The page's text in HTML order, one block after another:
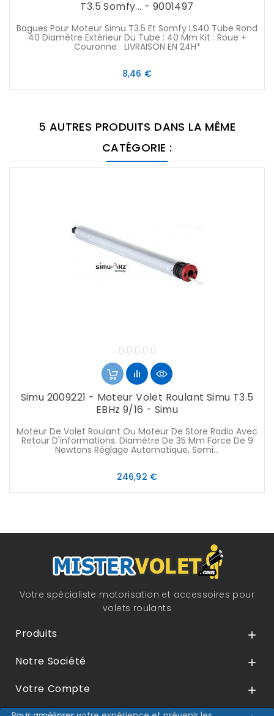
T3.5 Somfy... - 9001497
Bagues Pour Moteur Simu T3.5 Et Somfy LS40 Tube Rond
40 Diamètre Extérieur Du Tube : 40 Mm Kit : Roue +
Couronne LIVRAISON EN 24H*
8,46 €Prix
5 AUTRES PRODUITS DANS LA MÊME
CATÉGORIE :
Simu 2009221 - Moteur Volet Roulant Simu T3.5
EBHz 9/16 - Simu
Moteur De Volet Roulant Ou Moteur De Store Radio Avec
Retour D'informations. Diamètre De 35 Mm Force De 9
Newtons Réglage Automatique, Semi...
246,92 €Prix
Votre spécialiste motorisation et accessoires pour
volets roulants
Produits 
Notre Société 
Votre Compte 